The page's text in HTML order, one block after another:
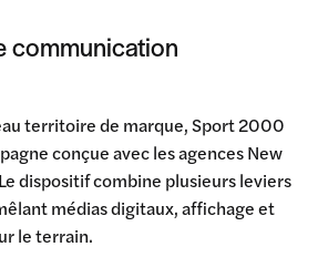
communication
territoire de marque, Sport 2000
conçue avec les agences New
dispositif combine plusieurs leviers
médias digitaux, affichage et
le terrain.